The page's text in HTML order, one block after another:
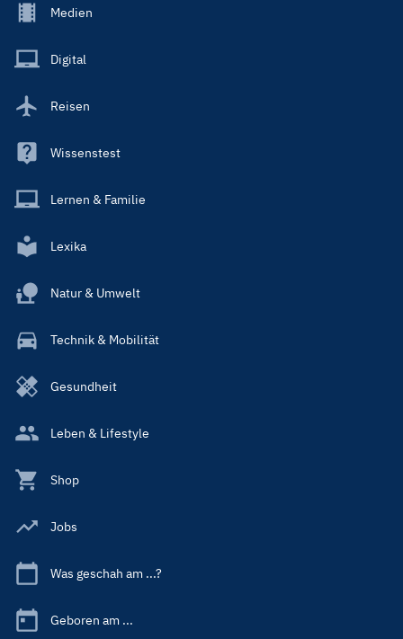
Footer
Main
Medien
Digital
Reisen
Wissenstest
Lernen & Familie
Lexika
Natur & Umwelt
Technik & Mobilität
Gesundheit
Leben & Lifestyle
Shop
Jobs
Was geschah am ...?
Geboren am ...